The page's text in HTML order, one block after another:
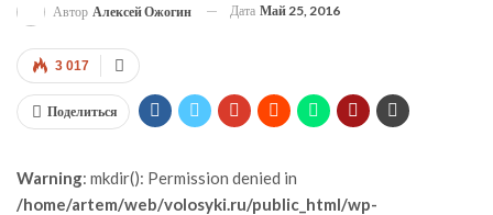
Автор Алексей Ожогин Дата Май 25, 2016
3 017
Поделиться
Warning: mkdir(): Permission denied in
/home/artem/web/volosyki.ru/public_html/wp-